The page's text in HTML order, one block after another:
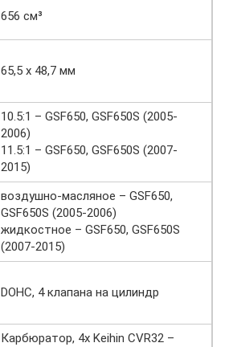
656 см³
65,5 x 48,7 мм
10.5:1 – GSF650, GSF650S (2005-
2006)
11.5:1 – GSF650, GSF650S (2007-
2015)
воздушно-масляное – GSF650,
GSF650S (2005-2006)
жидкостное – GSF650, GSF650S
(2007-2015)
DOHC, 4 клапана на цилиндр
Карбюратор, 4x Keihin CVR32 –